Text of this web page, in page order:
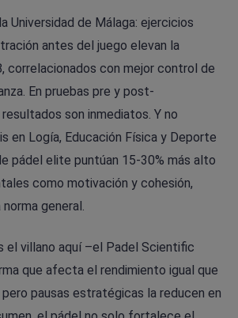
Universidad de Málaga: ejercicios
antes del juego elevan la
correlacionados con mejor control de
En pruebas pre y post-
son inmediatos. Y no
en Logía, Educación Física y Deporte
pádel elite puntúan 15-30% más alto
como motivación y cohesión,
general.
el villano aquí –el Padel Scientific
que afecta el rendimiento igual que
pausas estratégicas la reducen en